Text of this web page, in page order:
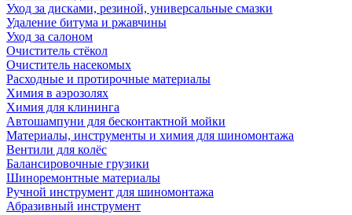
Уход за дисками, резиной, универсальные смазки
Удаление битума и ржавчины
Уход за салоном
Очиститель стёкол
Очиститель насекомых
Расходные и протирочные материалы
Химия в аэрозолях
Химия для клининга
Автошампуни для бесконтактной мойки
Материалы, инструменты и химия для шиномонтажа
Вентили для колёс
Балансировочные грузики
Шиноремонтные материалы
Ручной инструмент для шиномонтажа
Абразивный инструмент